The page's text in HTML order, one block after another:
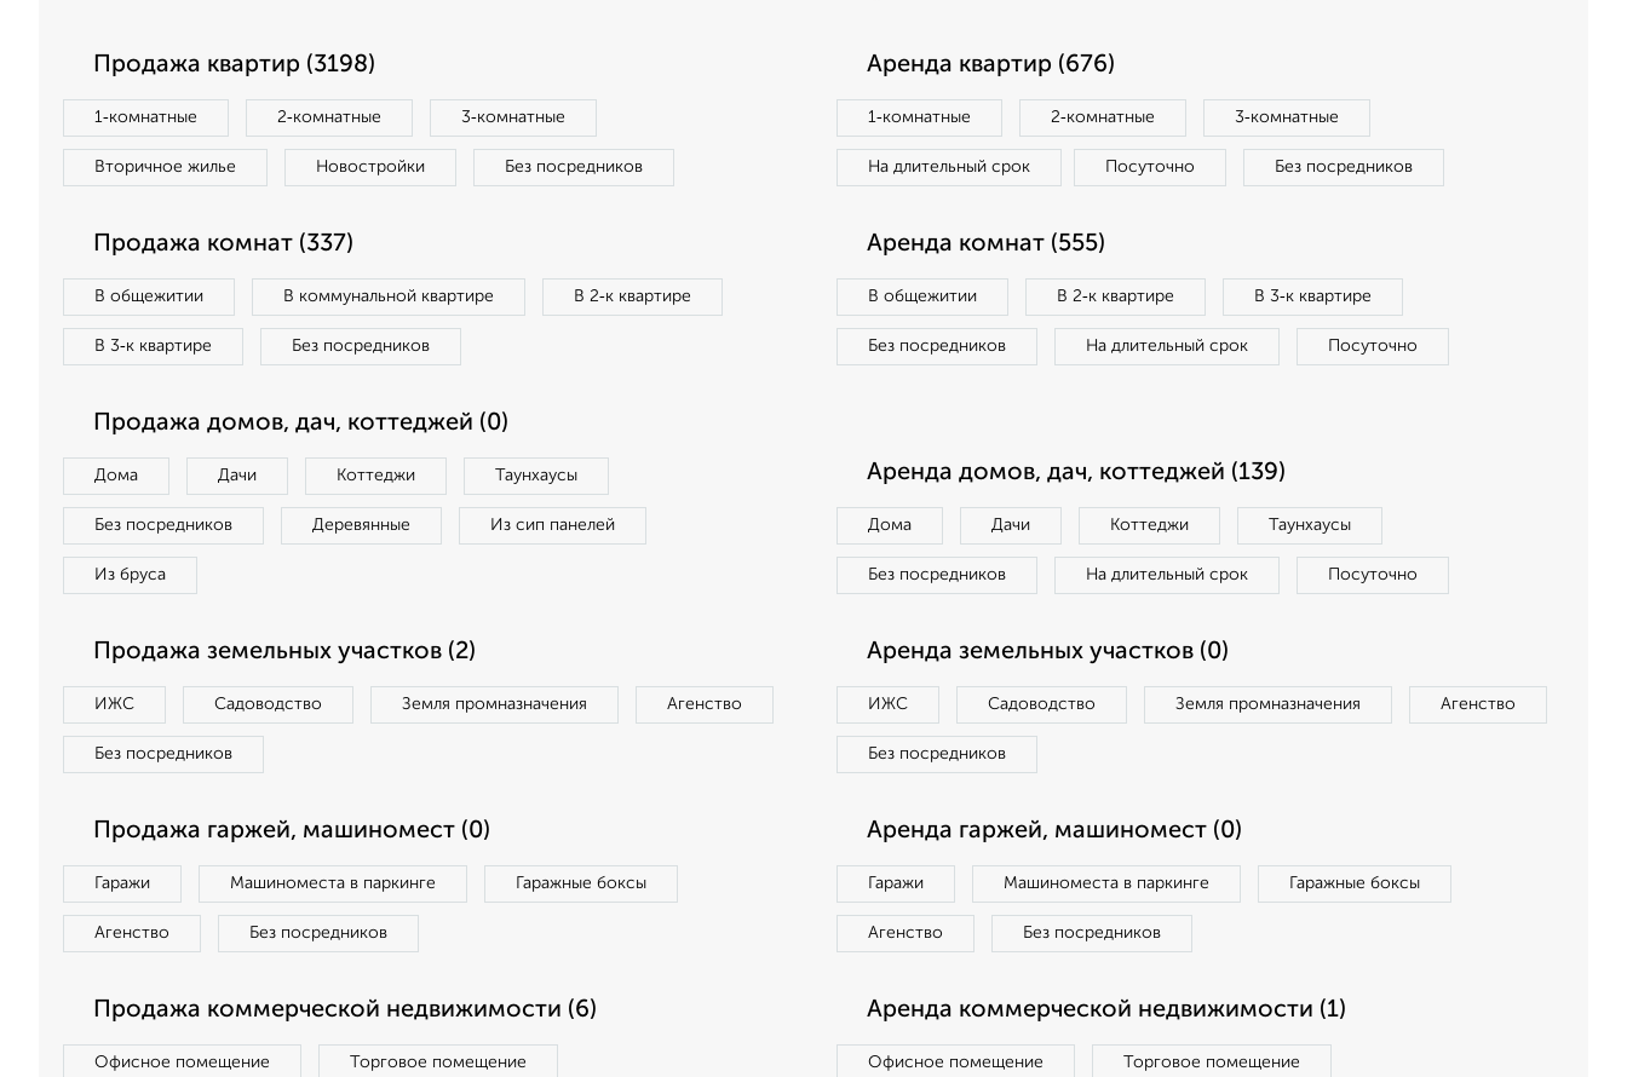
Продажа квартир (3198)
1‑комнатные 2‑комнатные 3‑комнатные
Вторичное жилье Новостройки Без посредников
Аренда квартир (676)
1‑комнатные 2‑комнатные 3‑комнатные
На длительный срок Посуточно Без посредников
Продажа комнат (337)
В общежитии В коммунальной квартире В 2‑к квартире
В 3‑к квартире Без посредников
Аренда комнат (555)
В общежитии В 2‑к квартире В 3‑к квартире
Без посредников На длительный срок Посуточно
Продажа домов, дач, коттеджей (0)
Дома Дачи Коттеджи Таунхаусы
Без посредников Деревянные Из сип панелей
Из бруса
Аренда домов, дач, коттеджей (139)
Дома Дачи Коттеджи Таунхаусы
Без посредников На длительный срок Посуточно
Продажа земельных участков (2)
ИЖС Садоводство Земля промназначения Агенство
Без посредников
Аренда земельных участков (0)
ИЖС Садоводство Земля промназначения Агенство
Без посредников
Продажа гаржей, машиномест (0)
Гаражи Машиноместа в паркинге Гаражные боксы
Агенство Без посредников
Аренда гаржей, машиномест (0)
Гаражи Машиноместа в паркинге Гаражные боксы
Агенство Без посредников
Продажа коммерческой недвижимости (6)
Офисное помещение Торговое помещение
Аренда коммерческой недвижимости (1)
Офисное помещение Торговое помещение